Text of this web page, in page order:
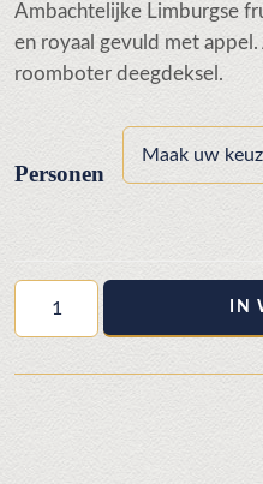
tot
€
Ambachtelijke Limburgse
en royaal gevuld met
roomboter deegdeksel.
Personen
Appel
gesloten
aantal
IN